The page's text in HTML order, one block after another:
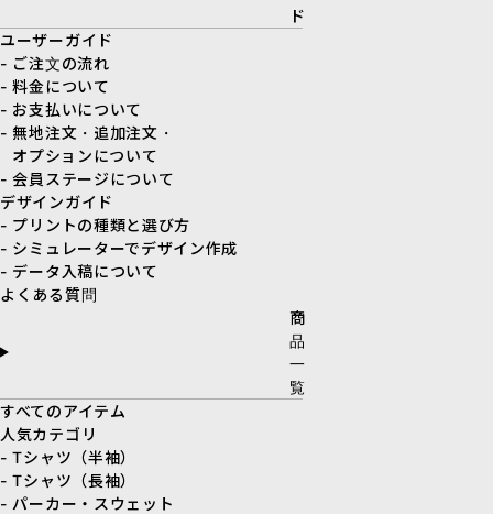
ド
ユーザーガイド
- ご注文の流れ
- 料金について
- お支払いについて
- 無地注文・追加注文・
オプションについて
- 会員ステージについて
デザインガイド
- プリントの種類と選び方
- シミュレーターでデザイン作成
- データ入稿について
よくある質問
商
品
一
覧
すべてのアイテム
人気カテゴリ
- Tシャツ（半袖）
- Tシャツ（長袖）
- パーカー・スウェット